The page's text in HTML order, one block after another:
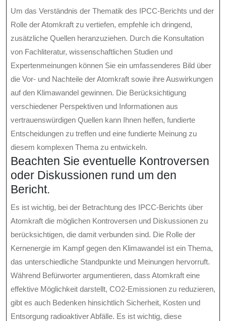
Um das Verständnis der Thematik des IPCC-Berichts und der
Rolle der Atomkraft zu vertiefen, empfehle ich dringend,
zusätzliche Quellen heranzuziehen. Durch die Konsultation
von Fachliteratur, wissenschaftlichen Studien und
Expertenmeinungen können Sie ein umfassenderes Bild über
die Vor- und Nachteile der Atomkraft sowie ihre Auswirkungen
auf den Klimawandel gewinnen. Die Berücksichtigung
verschiedener Perspektiven und Informationen aus
vertrauenswürdigen Quellen kann Ihnen helfen, fundierte
Entscheidungen zu treffen und eine fundierte Meinung zu
diesem komplexen Thema zu entwickeln.
Beachten Sie eventuelle Kontroversen
oder Diskussionen rund um den
Bericht.
Es ist wichtig, bei der Betrachtung des IPCC-Berichts über
Atomkraft die möglichen Kontroversen und Diskussionen zu
berücksichtigen, die damit verbunden sind. Die Rolle der
Kernenergie im Kampf gegen den Klimawandel ist ein Thema,
das unterschiedliche Standpunkte und Meinungen hervorruft.
Während Befürworter argumentieren, dass Atomkraft eine
effektive Möglichkeit darstellt, CO2-Emissionen zu reduzieren,
gibt es auch Bedenken hinsichtlich Sicherheit, Kosten und
Entsorgung radioaktiver Abfälle. Es ist wichtig, diese